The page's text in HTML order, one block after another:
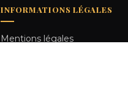
INFORMATIONS LÉGALES
Mentions légales